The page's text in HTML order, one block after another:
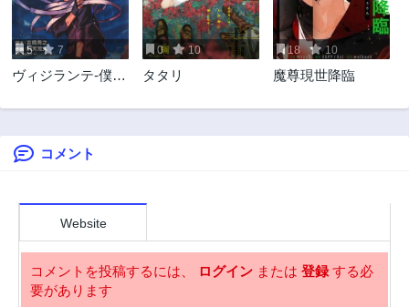
12話
3年前
11話
3年前
10話
3年前
9話
8話 7話
6話
4話
2話
3年前
1話
3年前
5 7
ヴィジランテ-僕の
ア ILLEGALS-
0 10
タタリ
18 10
魔尊現世降臨
コメント
Website
コメントを投稿するには、 ログイン または 登録する必
要があります